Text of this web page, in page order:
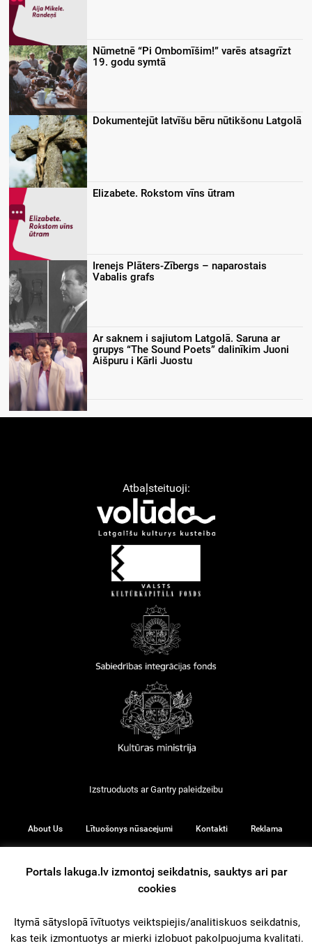
Nūmetnē “Pi Ombomīšim!” varēs atsagrīzt
19. godu symtā
Dokumentejūt latvīšu bēru nūtikšonu Latgolā
Elizabete. Rokstom vīns ūtram
Irenejs Plāters-Zībergs – naparostais
Vabalis grafs
Ar saknem i sajiutom Latgolā. Saruna ar
grupys “The Sound Poets” dalinīkim Juoni
Aišpuru i Kārli Juostu
Atbaļsteituoji:
Izstruoduots arGantry paleidzeibu
About Us Lītuošonys nūsacejumi Kontakti Reklama
© 2026
iz augšu
Portals lakuga.lv izmontoj seikdatnis, sauktys ari par
cookies
Itymā sātyslopā īvītuotys veiktspiejis/analitiskuos seikdatnis,
kas teik izmontuotys ar mierki izlobuot pakolpuojuma kvalitati.